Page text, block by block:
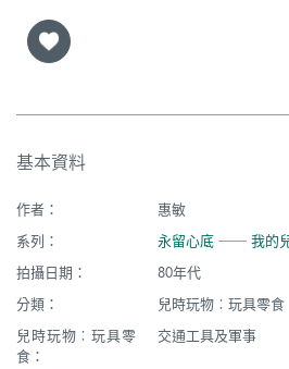
基本資料
作者：
惠敏
系列：
永留心底 ── 我的
拍攝日期：
80年代
分類：
兒時玩物︰玩具零食
兒時玩物︰玩具零
食：
交通工具及軍事